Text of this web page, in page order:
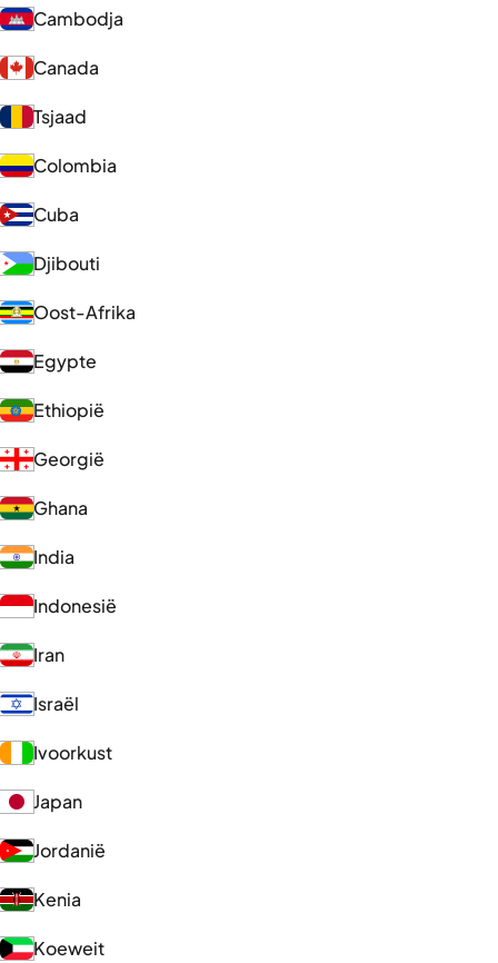
Cambodja
Canada
Tsjaad
Colombia
Cuba
Djibouti
Oost-Afrika
Egypte
Ethiopië
Georgië
Ghana
India
Indonesië
Iran
Israël
Ivoorkust
Japan
Jordanië
Kenia
Koeweit